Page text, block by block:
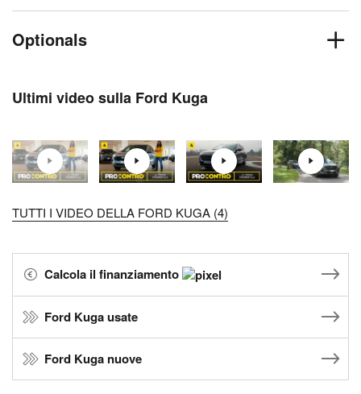
Optionals
Ultimi video sulla Ford Kuga
TUTTI I VIDEO DELLA FORD KUGA (4)
Calcola il finanziamento
Ford Kuga usate
Ford Kuga nuove